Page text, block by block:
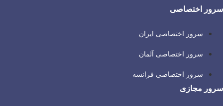
سرور اختصاصی
سرور اختصاصی ایران
سرور اختصاصی آلمان
سرور اختصاصی فرانسه
سرور مجازی